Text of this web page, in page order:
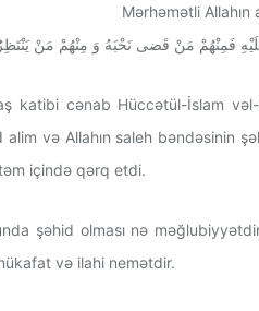
Mərhəmətli Allahın
فَمِنْهُمْ مَنْ قَضى نَحْبَهُ وَ مِنْهُمْ مَنْ یَنْتَظِرُ وَ
katibi cənab Hüccətül-İslam
və Allahın saleh bəndəsinin
içində qərq etdi.
şəhid olması nə
və ilahi nemətdir.